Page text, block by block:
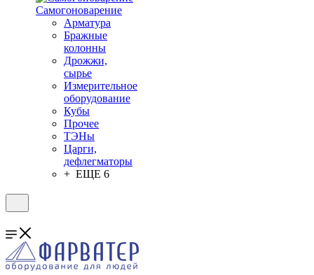
Самогоноварение
Арматура
Бражные
колонны
Дрожжи,
сырье
Измерительное
оборудование
Кубы
Прочее
ТЭНы
Царги,
дефлегматоры
+ ЕЩЕ 6